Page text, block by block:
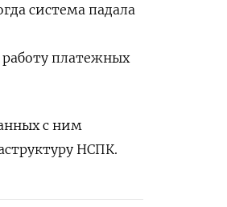
система падала
платежных
с ним
НСПК.